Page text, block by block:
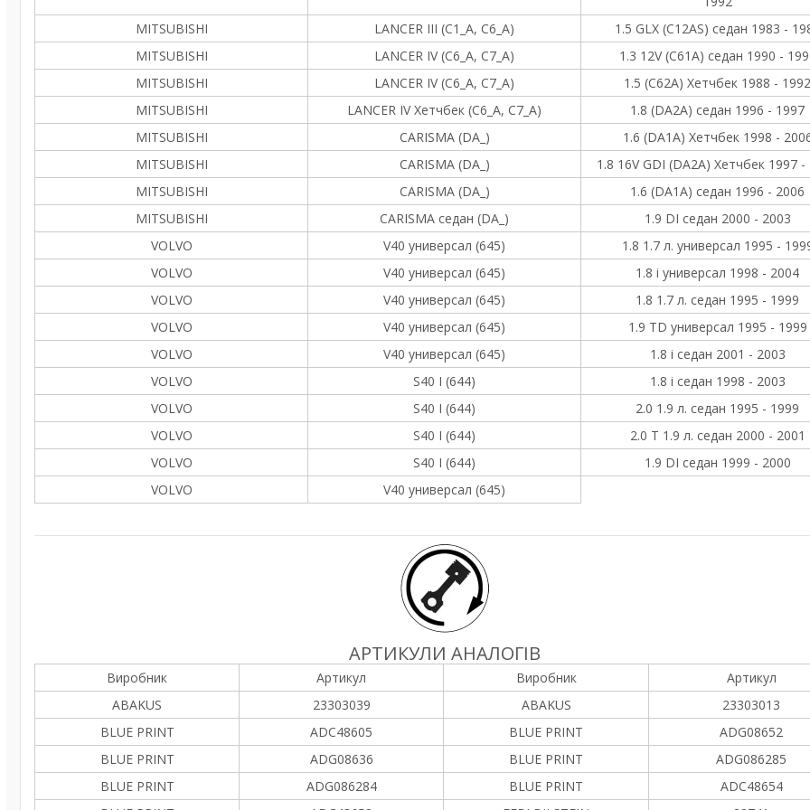
MITSUBISHI
LANCER III (C1_A, C6_A)
1.5 GLX (C12AS) седан 1983 -
MITSUBISHI
LANCER IV (C6_A, C7_A)
1.3 12V (C61A) седан 1990 -
MITSUBISHI
LANCER IV (C6_A, C7_A)
1.5 (C62A) Хетчбек 1988 - 1992
MITSUBISHI
LANCER IV Хетчбек (C6_A, C7_A)
1.8 (DA2A) седан 1996 - 1997
MITSUBISHI
CARISMA (DA_)
1.6 (DA1A) Хетчбек 1998 -
MITSUBISHI
CARISMA (DA_)
1.8 16V GDI (DA2A) Хетчбек 1997 -
MITSUBISHI
CARISMA (DA_)
1.6 (DA1A) седан 1996 - 2006
MITSUBISHI
CARISMA седан (DA_)
1.9 DI седан 2000 - 2003
VOLVO
V40 универсал (645)
1.8 1.7 л. универсал 1995 -
VOLVO
V40 универсал (645)
1.8 i универсал 1998 - 2004
VOLVO
V40 универсал (645)
1.8 1.7 л. седан 1995 - 1999
VOLVO
V40 универсал (645)
1.9 TD универсал 1995 - 1999
VOLVO
V40 универсал (645)
1.8 i седан 2001 - 2003
VOLVO
S40 I (644)
1.8 i седан 1998 - 2003
VOLVO
S40 I (644)
2.0 1.9 л. седан 1995 - 1999
VOLVO
S40 I (644)
2.0 T 1.9 л. седан 2000 - 2001
VOLVO
S40 I (644)
1.9 DI седан 1999 - 2000
VOLVO
V40 универсал (645)
АРТИКУЛИ АНАЛОГІВ
Виробник Артикул Виробник
Артикул
ABAKUS
23303039 ABAKUS
23303013
BLUE PRINT
ADC48605 BLUE PRINT
ADG08652
BLUE PRINT
ADG08636 BLUE PRINT
ADG086285
BLUE PRINT
ADG086284 BLUE PRINT
ADC48654